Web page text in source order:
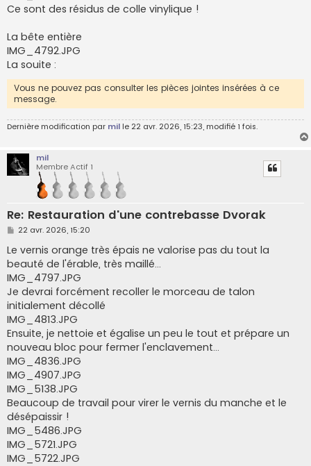
Ce sont des résidus de colle vinylique !
La bête entière
IMG_4792.JPG
La souite :
Vous ne pouvez pas consulter les pièces jointes insérées à ce
message.
Dernière modification par mil le 22 avr. 2026, 15:23, modifié 1 fois.
mil
Membre Actif 1
Re: Restauration d'une contrebasse Dvorak
M
s
s
a
g
e
22 avr. 2026, 15:20
Le vernis orange très épais ne valorise pas du tout la
beauté de l'érable, très maillé...
IMG_4797.JPG
Je devrai forcément recoller le morceau de talon
initialement décollé
IMG_4813.JPG
Ensuite, je nettoie et égalise un peu le tout et prépare un
nouveau bloc pour fermer l'enclavement...
IMG_4836.JPG
IMG_4907.JPG
IMG_5138.JPG
Beaucoup de travail pour virer le vernis du manche et le
désépaissir !
IMG_5486.JPG
IMG_5721.JPG
IMG_5722.JPG